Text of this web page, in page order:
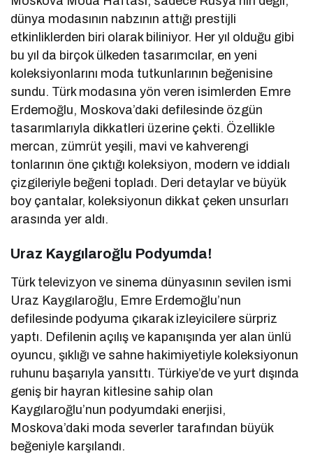
dünya modasının nabzının attığı prestijli
etkinliklerden biri olarak biliniyor. Her yıl olduğu gibi
bu yıl da birçok ülkeden tasarımcılar, en yeni
koleksiyonlarını moda tutkunlarının beğenisine
sundu. Türk modasına yön veren isimlerden Emre
Erdemoğlu, Moskova’daki defilesinde özgün
tasarımlarıyla dikkatleri üzerine çekti. Özellikle
mercan, zümrüt yeşili, mavi ve kahverengi
tonlarının öne çıktığı koleksiyon, modern ve iddialı
çizgileriyle beğeni topladı. Deri detaylar ve büyük
boy çantalar, koleksiyonun dikkat çeken unsurları
arasında yer aldı.
Uraz Kaygılaroğlu Podyumda!
Türk televizyon ve sinema dünyasının sevilen ismi
Uraz Kaygılaroğlu, Emre Erdemoğlu’nun
defilesinde podyuma çıkarak izleyicilere sürpriz
yaptı. Defilenin açılış ve kapanışında yer alan ünlü
oyuncu, şıklığı ve sahne hakimiyetiyle koleksiyonun
ruhunu başarıyla yansıttı. Türkiye’de ve yurt dışında
geniş bir hayran kitlesine sahip olan
Kaygılaroğlu’nun podyumdaki enerjisi,
Moskova’daki moda severler tarafından büyük
beğeniyle karşılandı.